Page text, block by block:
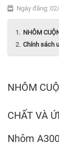
Ngày đăng:
NHÔM
Chính sách
NHÔM
CHẤT VÀ
Nhôm